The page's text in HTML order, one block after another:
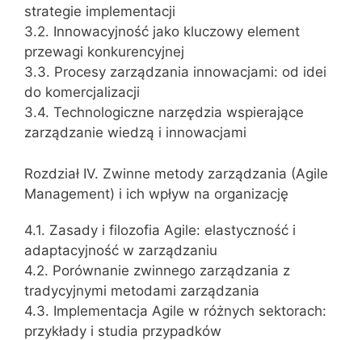
strategie implementacji
3.2. Innowacyjność jako kluczowy element
przewagi konkurencyjnej
3.3. Procesy zarządzania innowacjami: od idei
do komercjalizacji
3.4. Technologiczne narzędzia wspierające
zarządzanie wiedzą i innowacjami
Rozdział IV. Zwinne metody zarządzania (Agile
Management) i ich wpływ na organizację
4.1. Zasady i filozofia Agile: elastyczność i
adaptacyjność w zarządzaniu
4.2. Porównanie zwinnego zarządzania z
tradycyjnymi metodami zarządzania
4.3. Implementacja Agile w różnych sektorach:
przykłady i studia przypadków